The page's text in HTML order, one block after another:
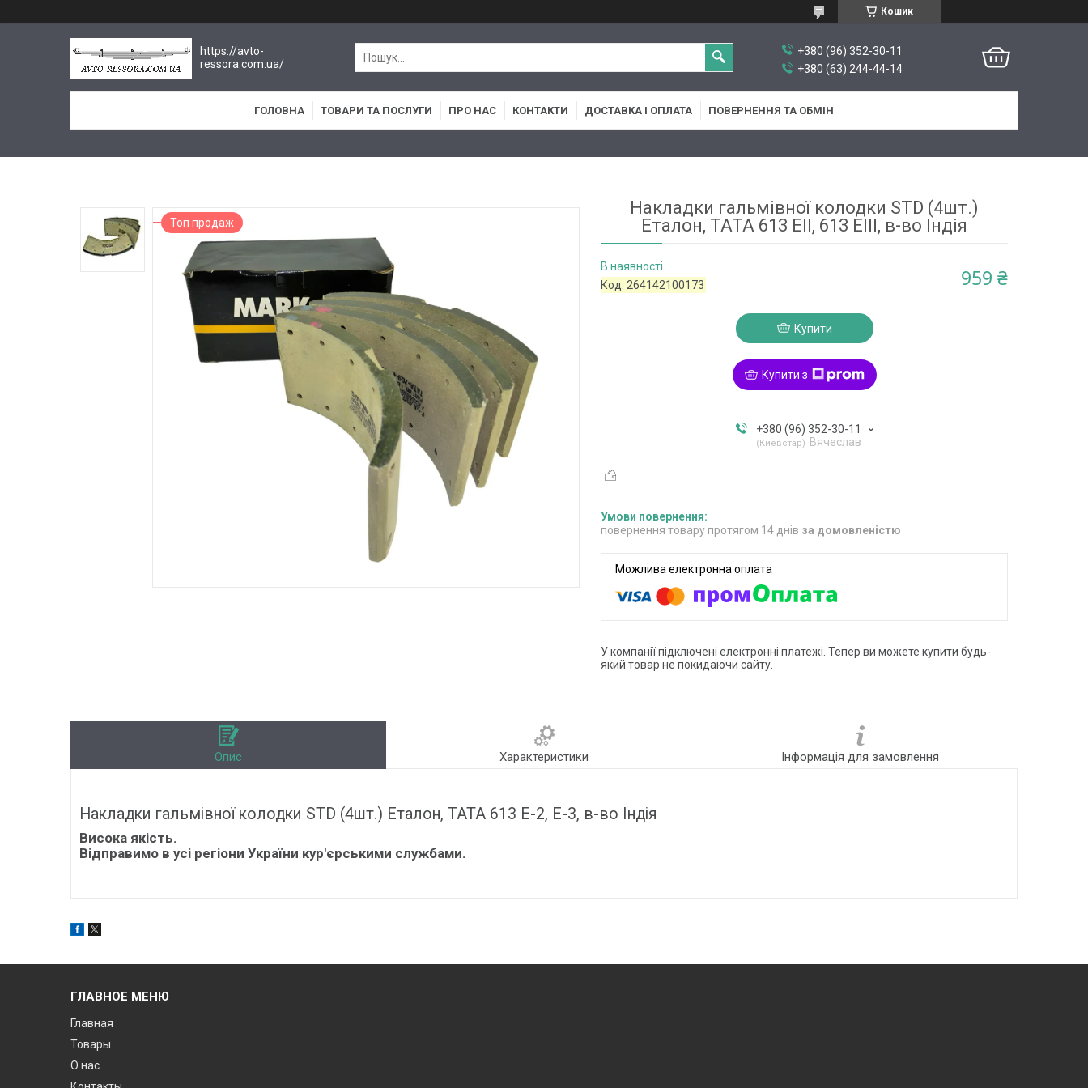
Кошик
https://avto-
ressora.com.ua/
+380 (96) 352-30-11
+380 (63) 244-44-14
ГОЛОВНА ТОВАРИ ТА ПОСЛУГИ ПРО НАС КОНТАКТИ ДОСТАВКА І ОПЛАТА ПОВЕРНЕННЯ ТА ОБМІН
Топ продаж
Накладки гальмівної колодки STD (4шт.)
Еталон, TATA 613 EII, 613 EIII, в-во Індія
В наявності
Код: 264142100173 959 ₴
Купити
Купити з
+380 (96) 352-30-11
Киевстар Вячеслав
повернення товару протягом 14 днів за домовленістю
У компанії підключені електронні платежі. Тепер ви можете купити будь-
який товар не покидаючи сайту.
Опис Характеристики Інформація для замовлення
Накладки гальмівної колодки STD (4шт.) Еталон, TATA 613 E-2, E-3, в-во Індія
Висока якість.
Відправимо в усі регіони України кур'єрськими службами.
ГЛАВНОЕ МЕНЮ
Главная
Товары
О нас